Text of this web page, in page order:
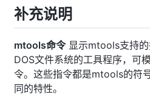
补充说明
mtools命令显示mtools支持
DOS文件系统的工具程序，可
令。这些指令都是mtools的符
同的特性。